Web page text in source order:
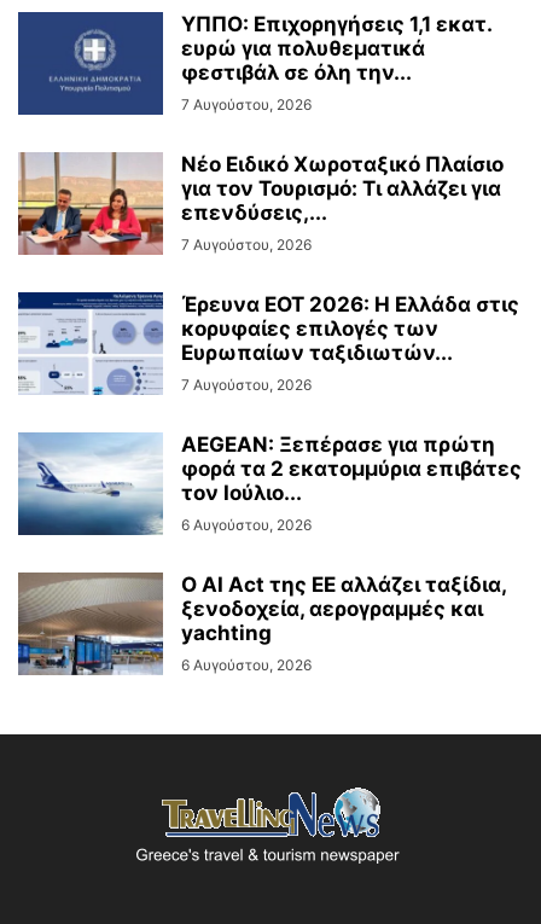
ΥΠΠΟ: Επιχορηγήσεις 1,1 εκατ.
ευρώ για πολυθεματικά
φεστιβάλ σε όλη την...
7 Αυγούστου, 2026
Νέο Ειδικό Χωροταξικό Πλαίσιο
για τον Τουρισμό: Τι αλλάζει για
επενδύσεις,...
7 Αυγούστου, 2026
Έρευνα ΕΟΤ 2026: Η Ελλάδα στις
κορυφαίες επιλογές των
Ευρωπαίων ταξιδιωτών...
7 Αυγούστου, 2026
AEGEAN: Ξεπέρασε για πρώτη
φορά τα 2 εκατομμύρια επιβάτες
τον Ιούλιο...
6 Αυγούστου, 2026
Ο AI Act της ΕΕ αλλάζει ταξίδια,
ξενοδοχεία, αερογραμμές και
yachting
6 Αυγούστου, 2026